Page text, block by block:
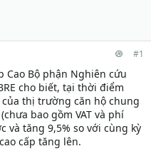
#1
Cao Bộ phận Nghiên cứu
cho biết, tại thời điểm
thị trường căn hộ chung
bao gồm VAT và phí
và tăng 9,5% so với cùng kỳ
cấp tăng lên.